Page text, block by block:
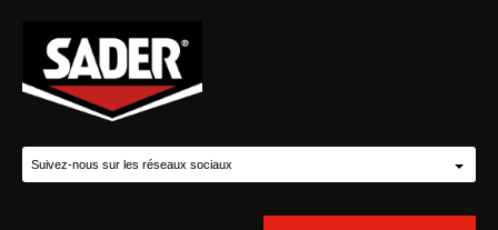
Suivez-nous sur les réseaux sociaux